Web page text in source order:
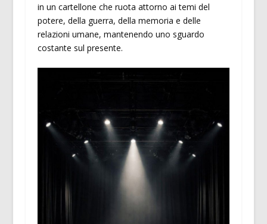
in un cartellone che ruota attorno ai temi del
potere, della guerra, della memoria e delle
relazioni umane, mantenendo uno sguardo
costante sul presente.